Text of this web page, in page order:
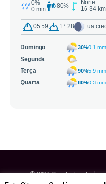
© 2026 Que Agito - Todos